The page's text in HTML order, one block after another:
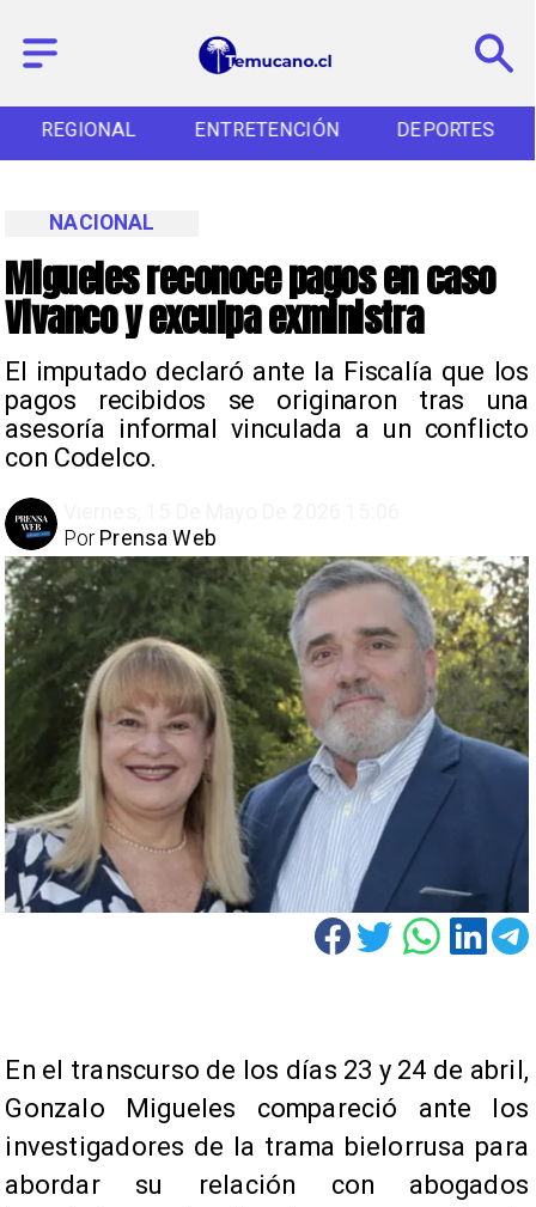
REGIONAL ENTRETENCIÓN DEPORTES
Migueles reconoce pagos en caso
Vivanco y exculpa exministra
El imputado declaró ante la Fiscalía que los
pagos recibidos se originaron tras una
asesoría informal vinculada a un conflicto
con Codelco.
NACIONAL
Prensa Web
Por
En el transcurso de los días 23 y 24 de abril,
Gonzalo Migueles compareció ante los
investigadores de la trama bielorrusa para
abordar su relación con abogados